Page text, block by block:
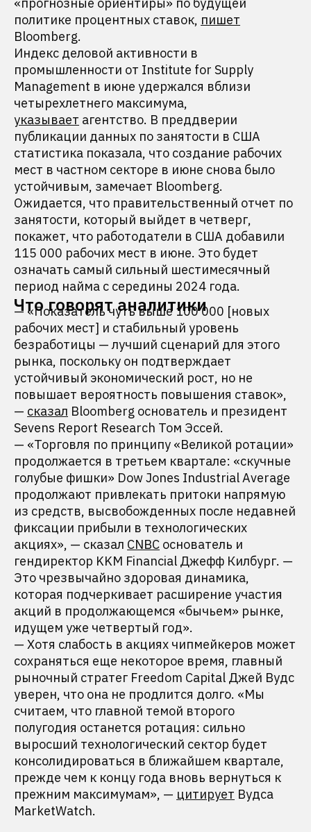
политике процентных ставок, пишет
Bloomberg.
Индекс деловой активности в
промышленности от Institute for Supply
Management в июне удержался вблизи
четырехлетнего максимума,
указывает агентство. В преддверии
публикации данных по занятости в США
статистика показала, что создание рабочих
мест в частном секторе в июне снова было
устойчивым, замечает Bloomberg.
Ожидается, что правительственный отчет по
занятости, который выйдет в четверг,
покажет, что работодатели в США добавили
115 000 рабочих мест в июне. Это будет
означать самый сильный шестимесячный
период найма с середины 2024 года.
Что говорят аналитики
— «Показатель чуть выше 100 000 [новых
рабочих мест] и стабильный уровень
безработицы — лучший сценарий для этого
рынка, поскольку он подтверждает
устойчивый экономический рост, но не
повышает вероятность повышения ставок»,
— сказал Bloomberg основатель и президент
Sevens Report Research Том Эссей.
— «Торговля по принципу «Великой ротации»
продолжается в третьем квартале: «скучные
голубые фишки» Dow Jones Industrial Average
продолжают привлекать притоки напрямую
из средств, высвобожденных после недавней
фиксации прибыли в технологических
акциях», — сказал CNBC основатель и
гендиректор KKM Financial Джефф Килбург. —
Это чрезвычайно здоровая динамика,
которая подчеркивает расширение участия
акций в продолжающемся «бычьем» рынке,
идущем уже четвертый год».
— Хотя слабость в акциях чипмейкеров может
сохраняться еще некоторое время, главный
рыночный стратег Freedom Capital Джей Вудс
уверен, что она не продлится долго. «Мы
считаем, что главной темой второго
полугодия останется ротация: сильно
выросший технологический сектор будет
консолидироваться в ближайшем квартале,
прежде чем к концу года вновь вернуться к
прежним максимумам», — цитирует Вудса
MarketWatch.